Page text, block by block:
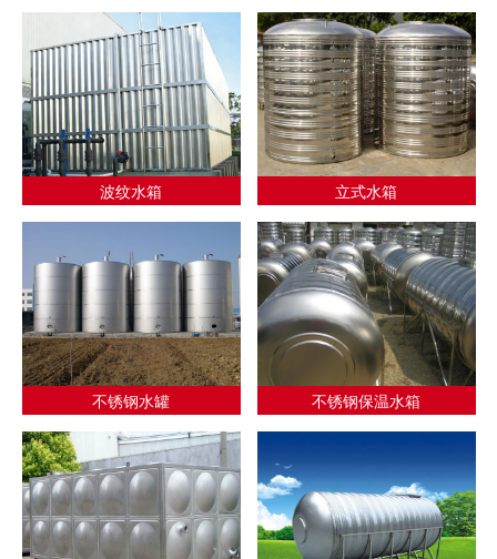
波纹水箱 立式水箱
不锈钢水罐 不锈钢保温水箱